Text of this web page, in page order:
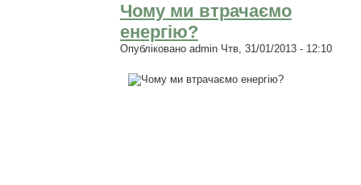
Чому ми втрачаємо
енергію?
Опубліковано adminЧтв, 31/01/2013 - 12:10